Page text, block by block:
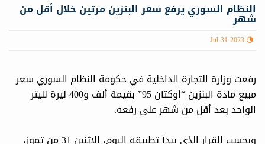
النظام السوري يرفع سعر البنزين مرتين خلال أقل من
شهر
Jul 31 2023
رفعت وزارة التجارة الداخلية في حكومة النظام السوري سعر
مبيع مادة البنزين “أوكتان 95” بقيمة ألف و400 ليرة لليتر
الواحد بعد أقل من شهر على رفعه.
وبحسب القرار الذي يبدأ تطبيقه اليوم، الاثنين 31 من تموز،